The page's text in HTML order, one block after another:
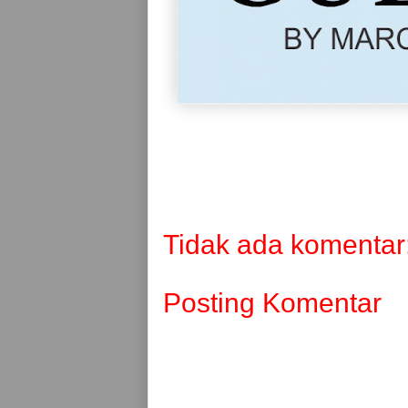
Tidak ada
Posting Komentar